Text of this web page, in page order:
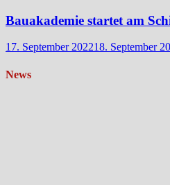
Bauakademie startet am
17. September 202218. September
News